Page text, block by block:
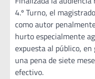
4.º Turno, el
como autor
hurto especialmente
expuesta al público,
una pena de siete
efectivo.